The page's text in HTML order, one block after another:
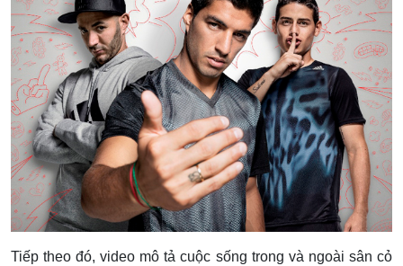
Tiếp theo đó, video mô tả cuộc sống trong và ngoài sân cỏ